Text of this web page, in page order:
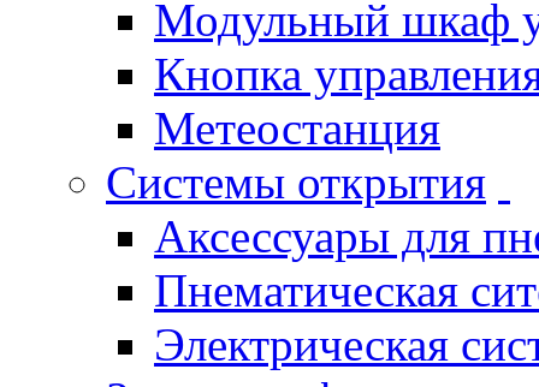
Модульный шкаф
Кнопка
Метеостанция
Системы открытия
Аксессуары для
Пнематическая
Электрическая